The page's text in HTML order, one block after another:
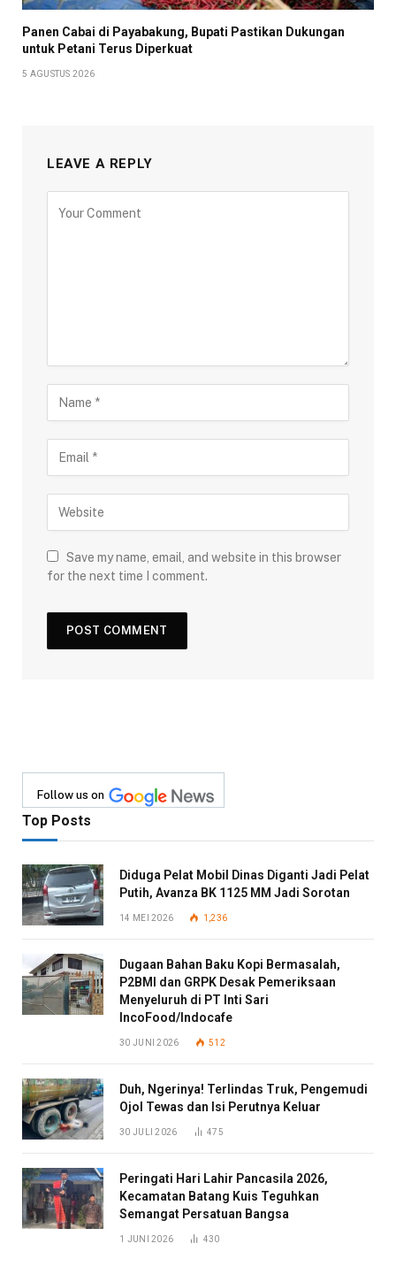
Panen Cabai di Payabakung, Bupati Pastikan Dukungan
untuk Petani Terus Diperkuat
5 AGUSTUS 2026
LEAVE A REPLY
Save my name, email, and website in this browser
for the next time I comment.
Follow us on
Top Posts
Diduga Pelat Mobil Dinas Diganti Jadi Pelat
Putih, Avanza BK 1125 MM Jadi Sorotan
14 MEI 2026 1,236
Dugaan Bahan Baku Kopi Bermasalah,
P2BMI dan GRPK Desak Pemeriksaan
Menyeluruh di PT Inti Sari
IncoFood/Indocafe
30 JUNI 2026 512
Duh, Ngerinya! Terlindas Truk, Pengemudi
Ojol Tewas dan Isi Perutnya Keluar
30 JULI 2026 475
Peringati Hari Lahir Pancasila 2026,
Kecamatan Batang Kuis Teguhkan
Semangat Persatuan Bangsa
1 JUNI 2026 430